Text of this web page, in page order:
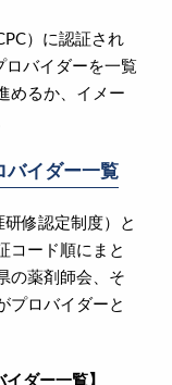
）に認証され
ロバイダーを一覧
めるか、イメー
バイダー一覧
修認定制度）と
コード順にまと
の薬剤師会、そ
プロバイダーと
ダー一覧】